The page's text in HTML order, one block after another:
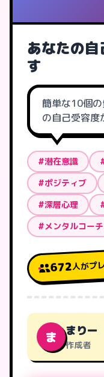
あなたの
す
簡単な10個
の自己受容度
#潜在意識
#ポジティブ
#深層心理
#メンタルコーチ
672人がプ
ま まりー
作成者